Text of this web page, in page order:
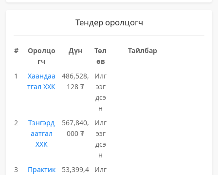
Тендер оролцогч
#
Оролцо
гч
Дүн
Төл
өв
Тайлбар
1
Хаандаа
тгал ХХК
486,528,
128 ₮
Илг
ээг
дсэ
н
2
Тэнгэрд
аатгал
ХХК
567,840,
000 ₮
Илг
ээг
дсэ
н
3
Практик
53,399,4
Илг